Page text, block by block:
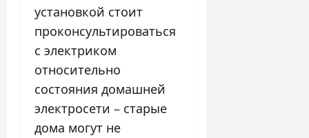
установкой стоит
проконсультироваться
с электриком
относительно
состояния домашней
электросети – старые
дома могут не